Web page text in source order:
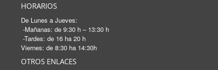
HORARIOS
De Lunes a Jueves:
-Mañanas: de 9:30 h – 13:30 h
-Tardes: de 16 ha 20 h
Viernes: de 8:30 ha 14:30h
OTROS ENLACES